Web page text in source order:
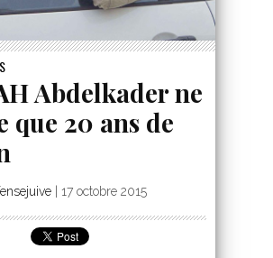
Abdelkader ne
que 20 ans de
17 octobre 2015